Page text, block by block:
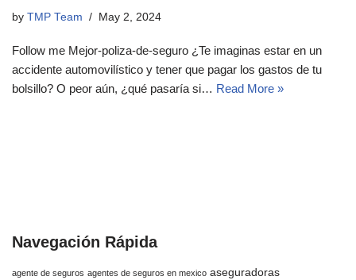
by TMP Team May 2, 2024
Follow me Mejor-poliza-de-seguro ¿Te imaginas estar en un
accidente automovilístico y tener que pagar los gastos de tu
bolsillo? O peor aún, ¿qué pasaría si… Read More »
Navegación Rápida
agente de seguros agentes de seguros en mexico aseguradoras